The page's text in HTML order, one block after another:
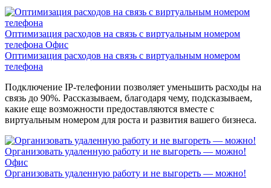
Оптимизация расходов на связь с виртуальным номером
телефона Офис
Оптимизация расходов на связь с виртуальным номером
телефона
Подключение IP-телефонии позволяет уменьшить расходы на
связь до 90%. Рассказываем, благодаря чему, подсказываем,
какие еще возможности предоставляются вместе с
виртуальным номером для роста и развития вашего бизнеса.
Организовать удаленную работу и не выгореть — можно!
Офис
Организовать удаленную работу и не выгореть — можно!